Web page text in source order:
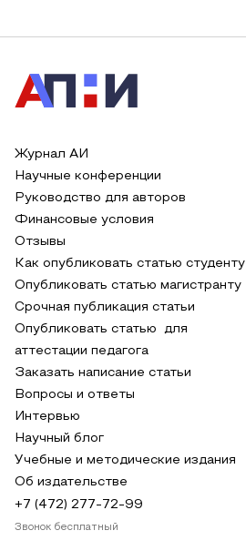
Журнал АИ
Научные конференции
Руководство для авторов
Финансовые условия
Отзывы
Как опубликовать статью студенту
Опубликовать статью магистранту
Срочная публикация статьи
Опубликовать статью для
аттестации педагога
Заказать написание статьи
Вопросы и ответы
Интервью
Научный блог
Учебные и методические издания
Об издательстве
+7 (472) 277-72-99
Звонок бесплатный